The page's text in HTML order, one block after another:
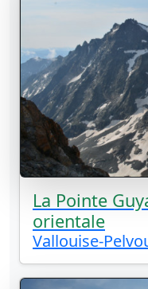
La Pointe
orientale
Vallouise-